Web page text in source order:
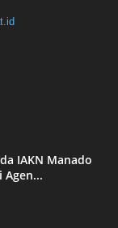
IAKN Manado
Agen...